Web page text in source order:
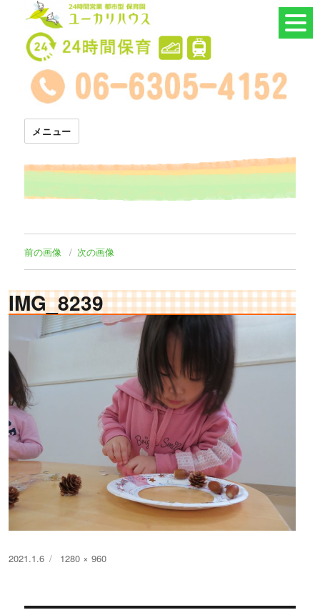
24時間託児所 ユーカリハウス
メニュー
前の画像 次の画像
IMG_8239
投
2021.1.6
フ
1280 × 960